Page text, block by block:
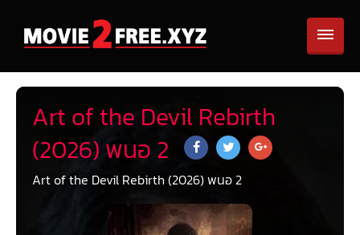
Art of the Devil Rebirth
(2026) พนอ 2
Art of the Devil Rebirth (2026) พนอ 2